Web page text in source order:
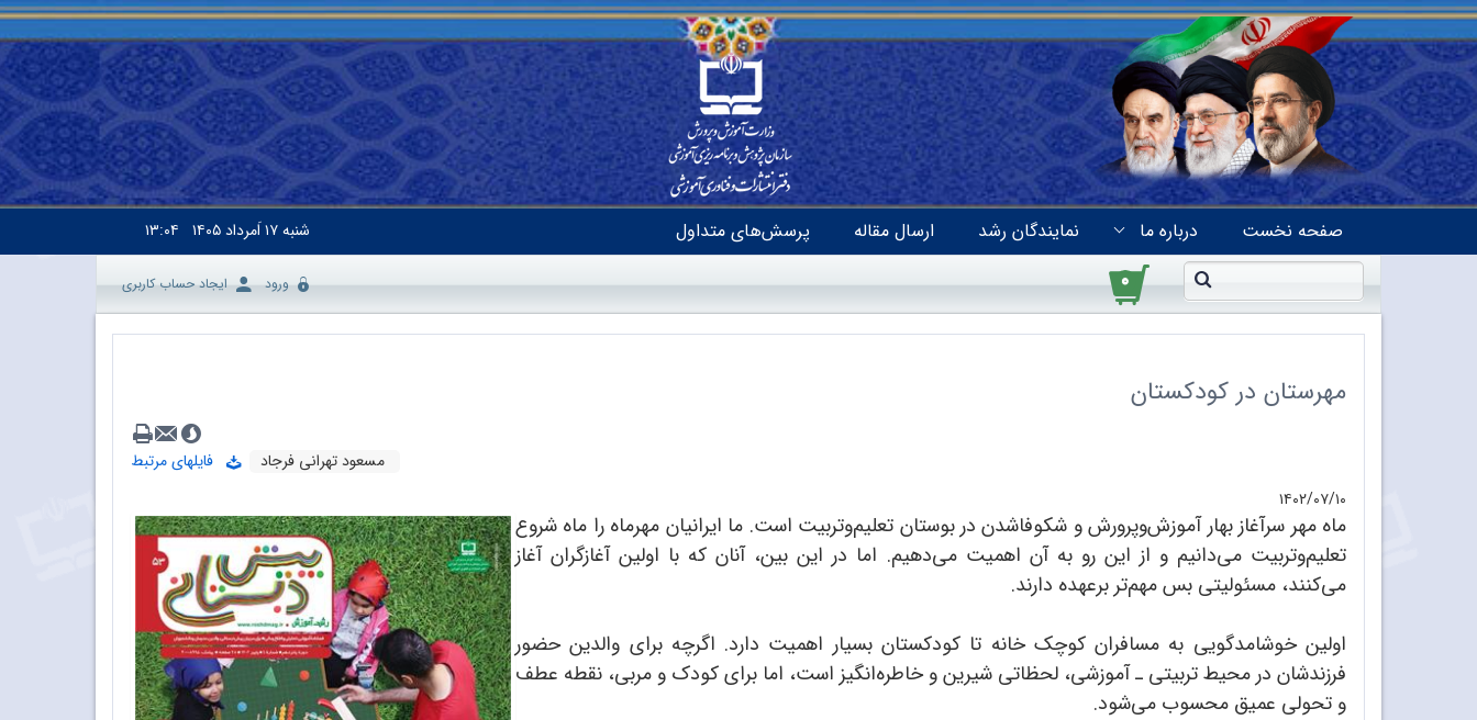
صفحه نخست درباره ما نمایندگان رشد ارسال مقاله پرسش‌های متداول شنبه۱۷ اَمرداد ۱۴۰۵ ۱۳:۰۴
۰ ورود ایجاد حساب کاربری
مهرستان در کودکستان
مسعود تهرانی فرجاد
فایلهای مرتبط
۱۴۰۲/۰۷/۱۰
ماه مهر سرآغاز بهار آموزش‌وپرورش و شکوفاشدن در بوستان تعلیم‌وتربیت است. ما ایرانیان مهرماه را ماه شروع
تعلیم‌وتربیت می‌دانیم و از این رو به آن اهمیت می‌دهیم. اما در این بین، آنان که با اولین آغازگران آغاز
می‌کنند، مسئولیتی بس مهم‌تر برعهده دارند.
اولین خوشامدگویی به مسافران کوچک خانه تا کودکستان بسیار اهمیت دارد. اگرچه برای والدین حضور
فرزندشان در محیط تربیتی ـ آموزشی، لحظاتی شیرین و خاطره‌انگیز است، اما برای کودک و مربی، نقطه عطف
و تحولی عمیق محسوب می‌شود.